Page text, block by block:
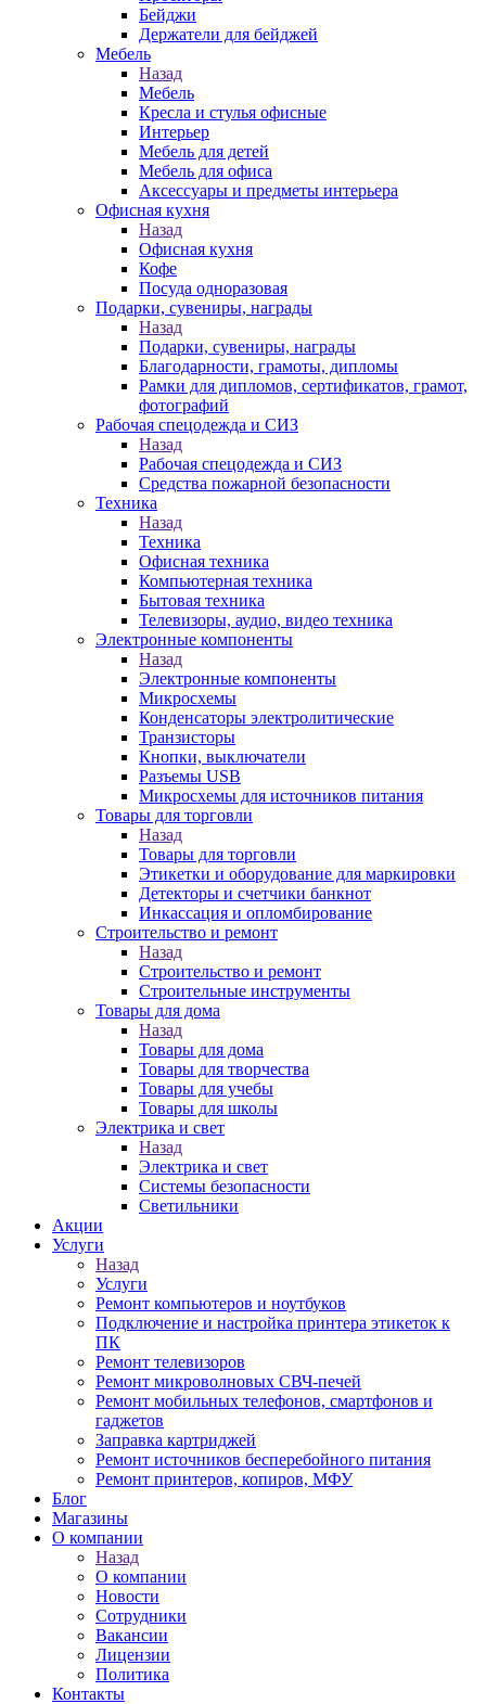
Бейджи
Держатели для бейджей
Мебель
Назад
Мебель
Кресла и стулья офисные
Интерьер
Мебель для детей
Мебель для офиса
Аксессуары и предметы интерьера
Офисная кухня
Назад
Офисная кухня
Кофе
Посуда одноразовая
Подарки, сувениры, награды
Назад
Подарки, сувениры, награды
Благодарности, грамоты, дипломы
Рамки для дипломов, сертификатов, грамот,
фотографий
Рабочая спецодежда и СИЗ
Назад
Рабочая спецодежда и СИЗ
Средства пожарной безопасности
Техника
Назад
Техника
Офисная техника
Компьютерная техника
Бытовая техника
Телевизоры, аудио, видео техника
Электронные компоненты
Назад
Электронные компоненты
Микросхемы
Конденсаторы электролитические
Транзисторы
Кнопки, выключатели
Разъемы USB
Микросхемы для источников питания
Товары для торговли
Назад
Товары для торговли
Этикетки и оборудование для маркировки
Детекторы и счетчики банкнот
Инкассация и опломбирование
Строительство и ремонт
Назад
Строительство и ремонт
Строительные инструменты
Товары для дома
Назад
Товары для дома
Товары для творчества
Товары для учебы
Товары для школы
Электрика и свет
Назад
Электрика и свет
Системы безопасности
Светильники
Акции
Услуги
Назад
Услуги
Ремонт компьютеров и ноутбуков
Подключение и настройка принтера этикеток к
ПК
Ремонт телевизоров
Ремонт микроволновых СВЧ-печей
Ремонт мобильных телефонов, смартфонов и
гаджетов
Заправка картриджей
Ремонт источников бесперебойного питания
Ремонт принтеров, копиров, МФУ
Блог
Магазины
О компании
Назад
О компании
Новости
Сотрудники
Вакансии
Лицензии
Политика
Контакты